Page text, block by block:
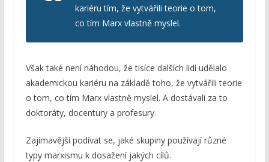
kariéru tím, že vytvářili teorie o tom,
co tím Marx vlastně myslel.
Však také není náhodou, že tisíce dalších lidí udělalo
akademickou kariéru na základě toho, že vytvářili teorie
o tom, co tím Marx vlastně myslel. A dostávali za to
doktoráty, docentury a profesury.
Zajímavější podívat se, jaké skupiny používají různé
typy marxismu k dosažení jakých cílů.